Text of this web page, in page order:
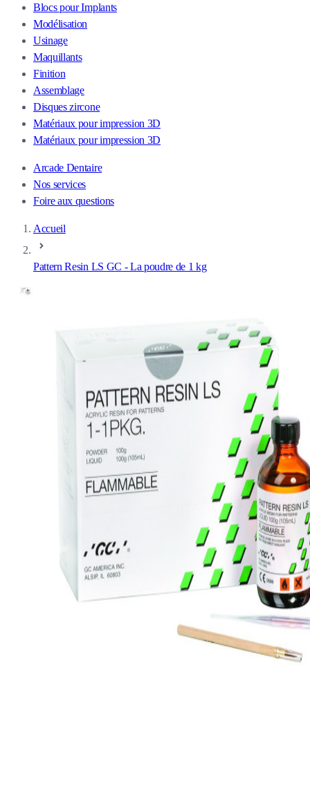
Blocs pour Implants
Modélisation
Usinage
Maquillants
Finition
Assemblage
Disques zircone
Matériaux pour impression 3D
Matériaux pour impression 3D
Arcade Dentaire
Nos services
Foire aux questions
Accueil
Pattern Resin LS GC - La poudre de 1 kg